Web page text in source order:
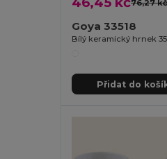
76,27
Goya 33518
Přidat do